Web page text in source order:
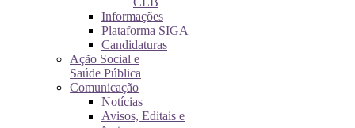
Informações
Plataforma SIGA
Candidaturas
Ação Social e
Saúde Pública
Comunicação
Notícias
Avisos, Editais e